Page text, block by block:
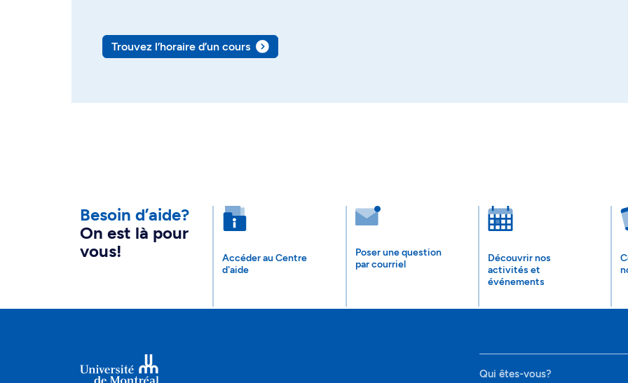
Trouvez l’horaire d’un cours
Besoin d’aide?
On est là pour
vous!
Accéder au Centre
d'aide
Poser une question
par courriel
Découvrir nos
activités et
événements
Qui êtes-vous?